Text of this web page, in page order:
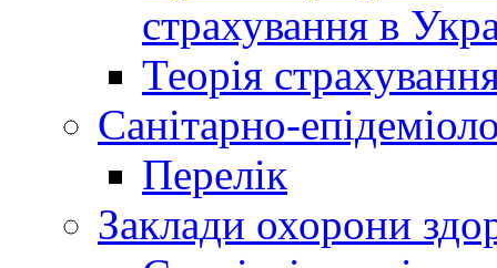
страхування в
Теорія
Санітарно-
Перелік
Заклади охорони